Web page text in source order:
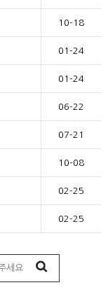
10-18
01-24
01-24
06-22
07-21
10-08
02-25
02-25